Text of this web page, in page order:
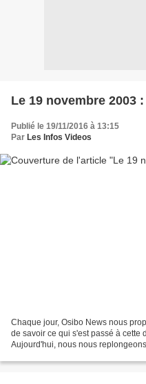
Le 19 novembre 2003
Publié le 19/11/2016 à 13:15
Par Les Infos Videos
Chaque jour, Osibo News nous
de savoir ce qui s'est passé à cette
Aujourd'hui, nous nous